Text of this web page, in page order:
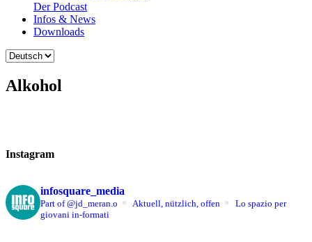
Der Podcast
Infos & News
Downloads
Sprache
Alkohol
Instagram
infosquare_media
Part of @jd_meran.o Aktuell, nützlich, offen
Lo spazio per
giovani in-formati